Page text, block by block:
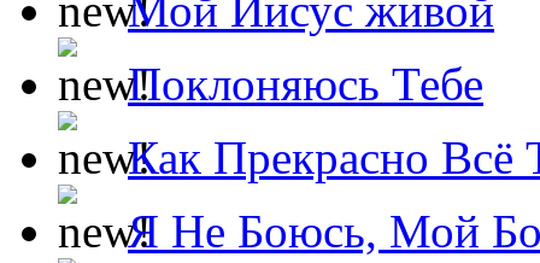
Мой Иисус живой
Поклоняюсь Тебе
Как Прекрасно Всё
Я Не Боюсь, Мой